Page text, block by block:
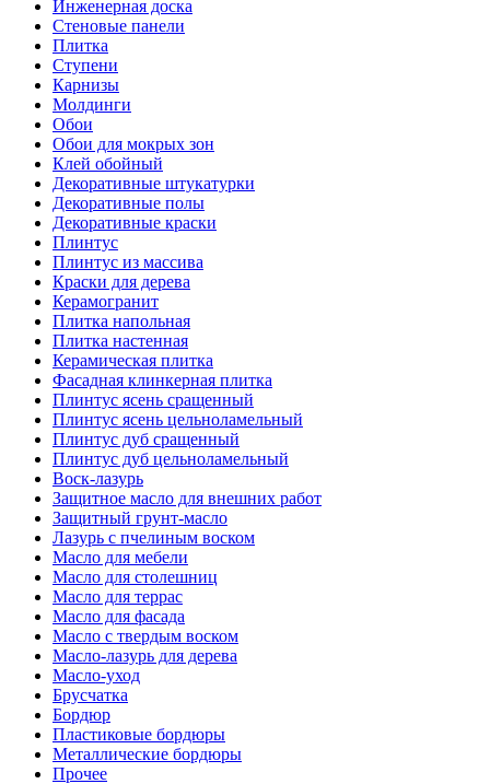
Инженерная доска
Стеновые панели
Плитка
Ступени
Карнизы
Молдинги
Обои
Обои для мокрых зон
Клей обойный
Декоративные штукатурки
Декоративные полы
Декоративные краски
Плинтус
Плинтус из массива
Краски для дерева
Керамогранит
Плитка напольная
Плитка настенная
Керамическая плитка
Фасадная клинкерная плитка
Плинтус ясень сращенный
Плинтус ясень цельноламельный
Плинтус дуб сращенный
Плинтус дуб цельноламельный
Воск-лазурь
Защитное масло для внешних работ
Защитный грунт-масло
Лазурь с пчелиным воском
Масло для мебели
Масло для столешниц
Масло для террас
Масло для фасада
Масло с твердым воском
Масло-лазурь для дерева
Масло-уход
Брусчатка
Бордюр
Пластиковые бордюры
Металлические бордюры
Прочее